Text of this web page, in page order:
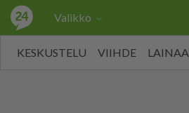
Valikko
KESKUSTELU VIIHDE LAINAA